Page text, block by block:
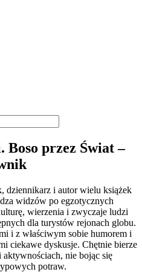
przez Świat –
dziennikarz i autor wielu książek
widzów po egzotycznych
wierzenia i zwyczaje ludzi
dla turystów rejonach globu.
i z właściwym sobie humorem i
ciekawe dyskusje. Chętnie bierze
nie bojąc się
potraw.